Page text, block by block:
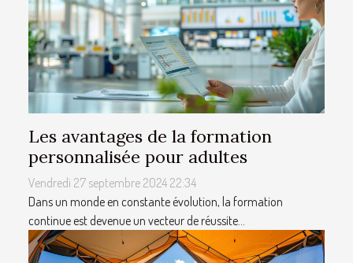
Les avantages de la formation
personnalisée pour adultes
Vendredi 27 septembre 2024 22:34
Dans un monde en constante évolution, la formation
continue est devenue un vecteur de réussite...